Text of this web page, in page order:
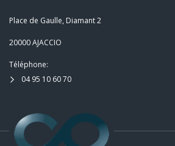
Place de Gaulle, Diamant 2
20000 AJACCIO
Téléphone:
04 95 10 60 70